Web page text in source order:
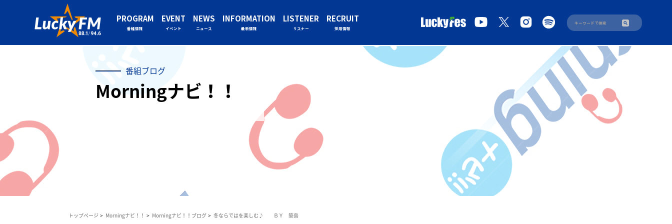
PROGRAM
番組情報
EVENT
イベント
NEWS
ニュース
INFORMATION
最新情報
LISTENER
リスナー
RECRUIT
採用情報
番組ブログ
Morningナビ！！
トップページ Morningナビ！！ Morningナビ！！ブログ 冬ならではを楽しむ♪ ＢＹ 築島